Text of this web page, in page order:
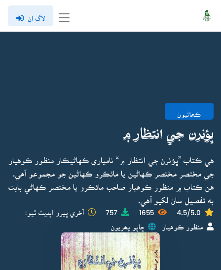
لاگ ان
ڪھاڻيون
ڀؤنرن جي انتظار ۾
هي ڪتاب ”ڀؤنرن جي انتظار ۾“ نامياري ڪهاڻيڪار منظور ڪوهيار
جي مختصر مختصر ڪهاڻين يا مائڪرو ڪهاڻين جو مجموعو آهي.
هن ڪتاب ۾ منظور ڪوهيار صاحب مائڪرو يا مختصر ڪهاڻي بابت
به تفصيل سان لکيو آهي.
4.5/5.0
1655
757 آخري ڀيرو اپڊيٽ ٿيو:
منظور ڪوهيار ڇاپو پھريون